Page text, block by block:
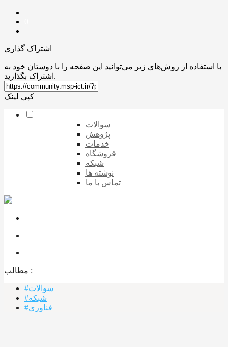
اشتراک گذاری
با استفاده از روش‌های زیر می‌توانید این صفحه را با دوستان خود به
اشتراک بگذارید.
کپی لینک
سوالات
پژوهش
خدمات
فروشگاه
شبکه
نوشته ها
تماس با ما
مطالب :‌
#سوالات
#شبکه
#فناوری